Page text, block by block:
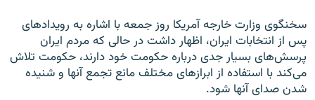
سخنگوی وزارت خارجه آمریکا روز جمعه با اشاره به رویدادهای
پس از انتخابات ایران، اظهار داشت در حالی که مردم ایران
پرسش‌های بسیار جدی درباره حکومت خود دارند، حکومت تلاش
می‌کند با استفاده از ابرازهای مختلف مانع تجمع آنها و شنیده
شدن صدای آنها شود.